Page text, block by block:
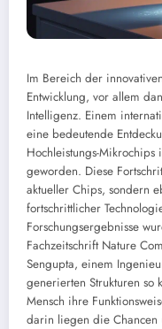
Im Bereich der
Entwicklung, vor allem
Intelligenz. Einem
eine bedeutende
Hochleistungs-
geworden. Diese
aktueller Chips, sondern
fortschrittlicher
Forschungsergebnisse
Fachzeitschrift Nature
Sengupta, einem
generierten Strukturen so
Mensch ihre
darin liegen die Chancen